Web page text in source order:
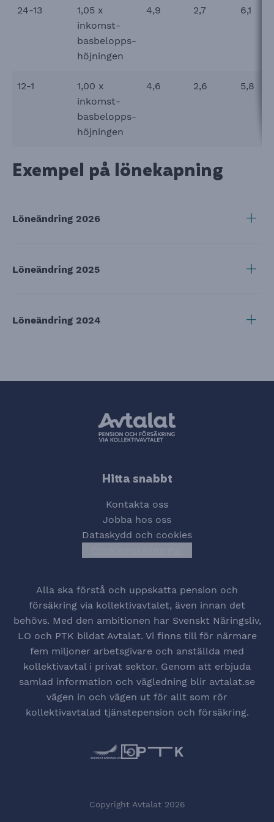
24-13
1,05 x
inkomst-
basbelopps-
höjningen
4,9 2,7 6,1
12-1
1,00 x
inkomst-
basbelopps-
höjningen
4,6 2,6 5,8
Exempel på lönekapning
Löneändring 2026 Visa
Löneändring 2025 Visa
Löneändring 2024 Visa
Hitta snabbt
Kontakta oss
Jobba hos oss
Dataskydd och cookies
Alla ska förstå och uppskatta pension och
försäkring via kollektivavtalet, även innan det
behövs. Med den ambitionen har Svenskt Näringsliv,
LO och PTK bildat Avtalat. Vi finns till för närmare
fem miljoner arbetsgivare och anställda med
kollektivavtal i privat sektor. Genom att erbjuda
samlad information och vägledning blir avtalat.se
vägen in och vägen ut för allt som rör
kollektivavtalad tjänstepension och försäkring.
Copyright Avtalat 2026